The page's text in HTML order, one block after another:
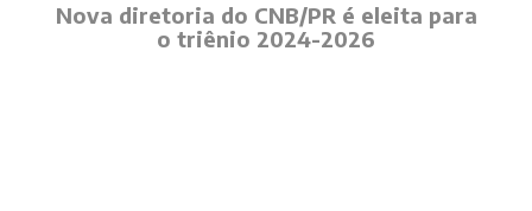
Nova diretoria do CNB/PR é eleita para
o triênio 2024-2026